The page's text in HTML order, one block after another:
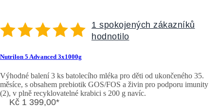
1 spokojených zákazníků
hodnotilo
Nutrilon 5 Advanced 3x1000g
Výhodné balení 3 ks batolecího mléka pro děti od ukončeného 35.
měsíce, s obsahem prebiotik GOS/FOS a živin pro podporu imunity
(2), v plně recyklovatelné krabici s 200 g navíc.
Kč 1 399,00*